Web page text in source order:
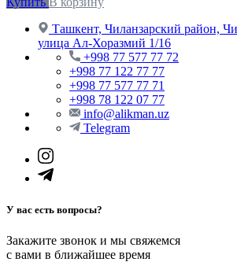
Ташкент, Чиланзарский район,
улица Ал-Хоразмий 1/16
+998 77 577 77 72
+998 77 122 77 77
+998 77 577 77 71
+998 78 122 07 77
info@alikman.uz
Telegram
У вас есть вопросы?
Закажите звонок и мы свяжемся
с вами в ближайшее время